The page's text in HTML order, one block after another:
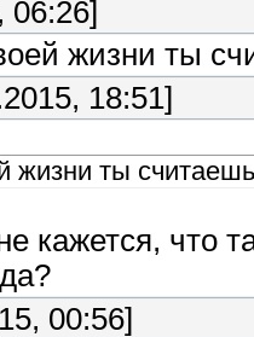
06:26]
жизни ты
18:51]
жизни ты
кажется, что
00:56]